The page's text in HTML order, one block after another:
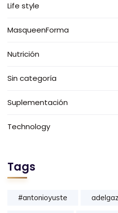
Life style
MasqueenForma
Nutrición
Sin categoría
Suplementación
Technology
Tags
#antonioyuste